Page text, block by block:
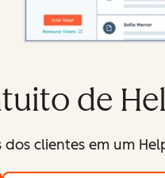
de
clientes em um